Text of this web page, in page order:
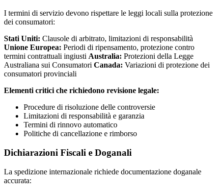
I termini di servizio devono rispettare le leggi locali sulla protezione
dei consumatori:
Stati Uniti: Clausole di arbitrato, limitazioni di responsabilità
Unione Europea: Periodi di ripensamento, protezione contro
termini contrattuali ingiusti Australia: Protezioni della Legge
Australiana sui Consumatori Canada: Variazioni di protezione dei
consumatori provinciali
Elementi critici che richiedono revisione legale:
Procedure di risoluzione delle controversie
Limitazioni di responsabilità e garanzia
Termini di rinnovo automatico
Politiche di cancellazione e rimborso
Dichiarazioni Fiscali e Doganali
La spedizione internazionale richiede documentazione doganale
accurata: